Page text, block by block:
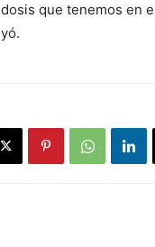
que tenemos en